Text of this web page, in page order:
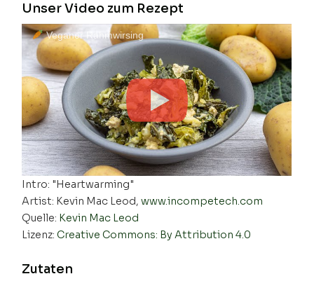
Unser Video zum Rezept
Veganer Rahmwirsing
Intro: "Heartwarming"
Artist: Kevin Mac Leod,www.incompetech.com
Quelle: Kevin Mac Leod
Lizenz:Creative Commons: By Attribution 4.0
Zutaten